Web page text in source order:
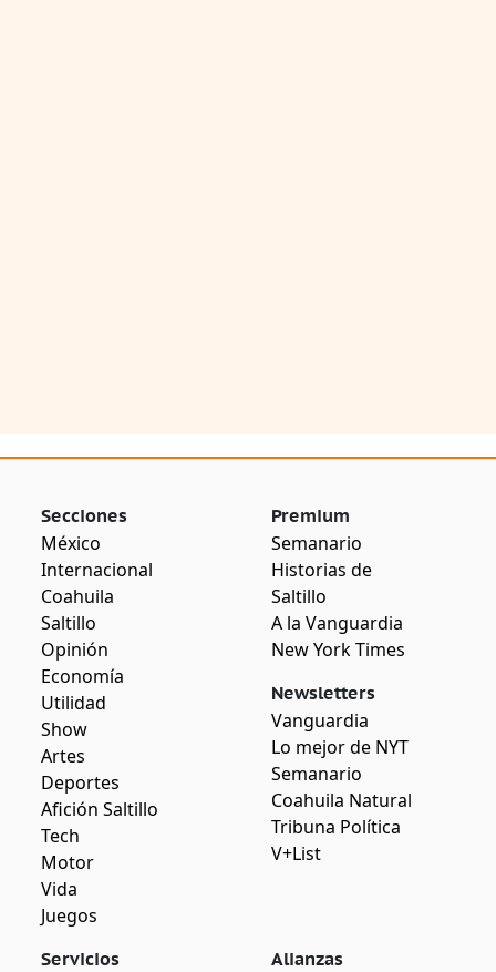
Secciones
México
Internacional
Coahuila
Saltillo
Opinión
Economía
Utilidad
Show
Artes
Deportes
Afición Saltillo
Tech
Motor
Vida
Juegos
Premium
Semanario
Historias de
Saltillo
A la Vanguardia
New York Times
Newsletters
Vanguardia
Lo mejor de NYT
Semanario
Coahuila Natural
Tribuna Política
V+List
Servicios Alianzas